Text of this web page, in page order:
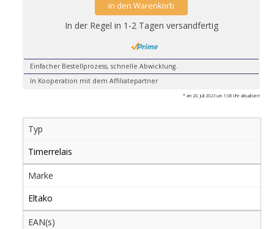
in den Warenkorb
In der Regel in 1-2 Tagen versandfertig
Einfacher Bestellprozess, schnelle Abwicklung.
In Kooperation mit dem Affiliatepartner
* am 20. Juli 2023 um 1:08 Uhr aktualisiert
Typ
Timerrelais
Marke
Eltako
EAN(s)